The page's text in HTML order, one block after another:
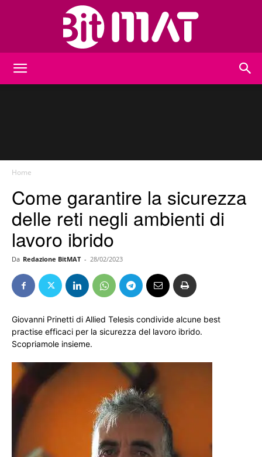
Home
Come garantire la sicurezza
delle reti negli ambienti di
lavoro ibrido
Da Redazione BitMAT - 28/02/2023
Giovanni Prinetti di Allied Telesis condivide alcune best
practise efficaci per la sicurezza del lavoro ibrido.
Scopriamole insieme.